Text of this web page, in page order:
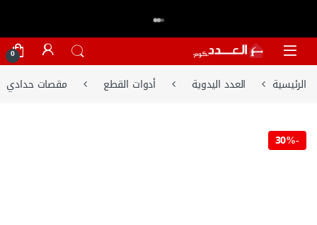
Skip to navigation
Skip to content
0
الرئيسية العدد اليدوية أدوات القطع مقصات حدادي
-
30%